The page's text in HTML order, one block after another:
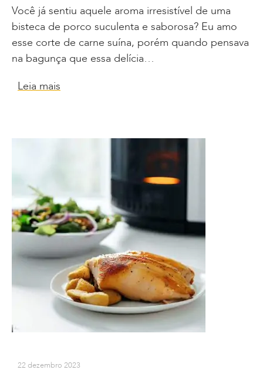
Você já sentiu aquele aroma irresistível de uma
bisteca de porco suculenta e saborosa? Eu amo
esse corte de carne suína, porém quando pensava
na bagunça que essa delícia…
Leia mais
22 dezembro 2023